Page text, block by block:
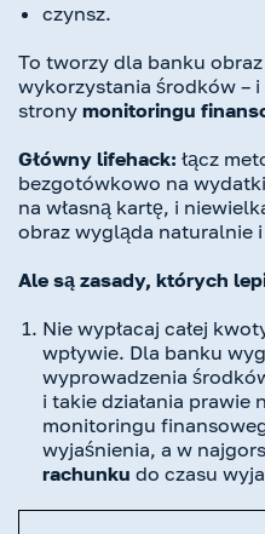
czynsz.
To tworzy dla banku
wykorzystania środków –
strony monitoringu
Główny lifehack: łącz
bezgotówkowo na
na własną kartę, i
obraz wygląda naturalnie
Ale są zasady, których
Nie wypłacaj całej
wpływie. Dla banku
wyprowadzenia
i takie działania prawie
monitoringu
wyjaśnienia, a w
rachunku do czasu